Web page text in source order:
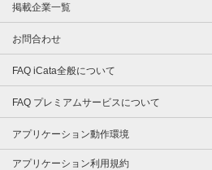
掲載企業一覧
お問合わせ
FAQ iCata全般について
FAQ プレミアムサービスについて
アプリケーション動作環境
アプリケーション利用規約